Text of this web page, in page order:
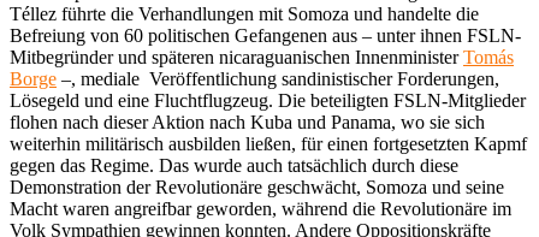
Téllez führte die Verhandlungen mit Somoza und handelte die
Befreiung von 60 politischen Gefangenen aus – unter ihnen FSLN-
Mitbegründer und späteren nicaraguanischen InnenministerTomás
Borge –, mediale Veröffentlichung sandinistischer Forderungen,
Lösegeld und eine Fluchtflugzeug. Die beteiligten FSLN-Mitglieder
flohen nach dieser Aktion nach Kuba und Panama, wo sie sich
weiterhin militärisch ausbilden ließen, für einen fortgesetzten Kapmf
gegen das Regime. Das wurde auch tatsächlich durch diese
Demonstration der Revolutionäre geschwächt, Somoza und seine
Macht waren angreifbar geworden, während die Revolutionäre im
Volk Sympathien gewinnen konnten. Andere Oppositionskräfte